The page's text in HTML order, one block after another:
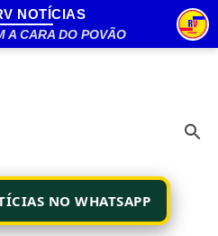
principal
NOTÍCIAS
A CARA DO POVÃO
NO WHATSAPP